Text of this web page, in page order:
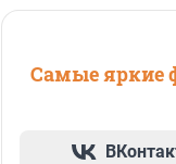
Самые яркие